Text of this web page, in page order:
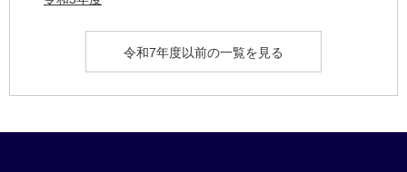
令和7年度以前の一覧を見る